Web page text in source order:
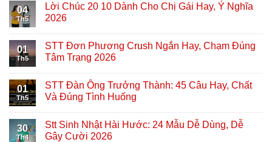
04
Th5
Lời Chúc 20 10 Dành Cho Chị Gái Hay, Ý Nghĩa
2026
01
Th5
STT Đơn Phương Crush Ngắn Hay, Chạm Đúng
Tâm Trạng 2026
01
Th5
STT Đàn Ông Trưởng Thành: 45 Câu Hay, Chất
Và Đúng Tình Huống
30
Th4
Stt Sinh Nhật Hài Hước: 24 Mẫu Dễ Dùng, Dễ
Gây Cười 2026